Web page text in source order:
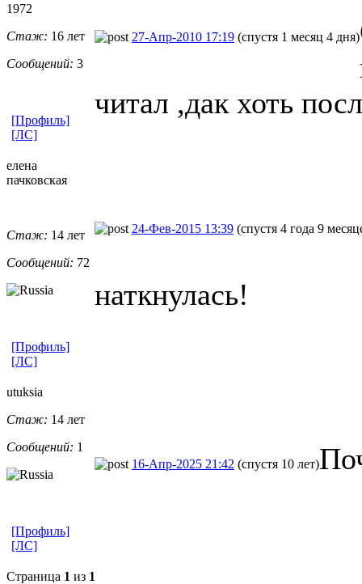
1972
Стаж: 16 лет
Сообщений: 3
27-Апр-2010 17:19 (спустя 1 месяц 4 дня)
читал ,дак хоть
[Профиль]
[ЛС]
елена
пачковская
Стаж: 14 лет
Сообщений: 72
24-Фев-2015 13:39 (спустя 4 года 9
наткнулась!
[Профиль]
[ЛС]
utuksia
Стаж: 14 лет
Сообщений: 1
16-Апр-2025 21:42 (спустя 10 лет)
[Профиль]
[ЛС]
Страница 1 из 1